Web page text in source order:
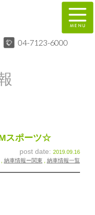
04-7123-6000
特別作業
自動車保険
スポーツ☆
post date: 2019.09.16
納車情報ー関東 納車情報一覧